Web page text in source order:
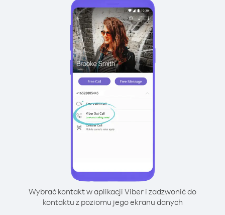
Wybrać kontakt w aplikacji Viber i zadzwonić do
kontaktu z poziomu jego ekranu danych